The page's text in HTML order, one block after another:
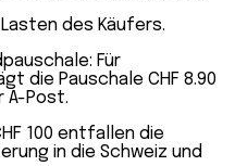
des Käufers.
Für
die Pauschale CHF 8.90
A-Post.
100 entfallen die
in die Schweiz und